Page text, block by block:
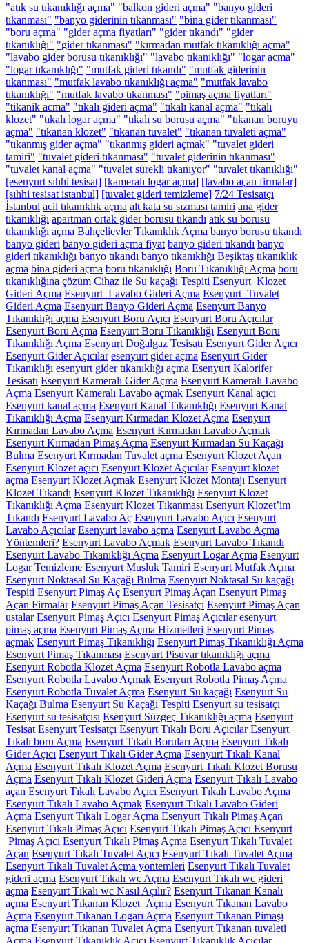
"atık su tıkanıklığı açma" "balkon gideri açma" "banyo gideri
tıkanması" "banyo giderinin tıkanması" "bina gider tıkanması"
"boru açma" "gider açma fiyatları" "gider tıkandı" "gider
tıkanıklığı" "gider tıkanması" "kırmadan mutfak tıkanıklığı açma"
"lavabo gider borusu tıkanıklığı" "lavabo tıkanıklığı" "logar acma"
"logar tıkanıklığı" "mutfak gideri tıkandı" "mutfak giderinin
tıkanması" "mutfak lavabo tıkanıklığı açma" "mutfak lavabo
tıkanıklığı" "mutfak lavabo tıkanması" "pimaş açma fiyatları"
"tikanik acma" "tıkalı gideri açma" "tıkalı kanal açma" "tıkalı
klozet" "tıkalı logar açma" "tıkalı su borusu açma" "tıkanan boruyu
açma" "tıkanan klozet" "tıkanan tuvalet" "tıkanan tuvaleti açma"
"tıkanmış gider açma" "tıkanmış gideri açmak" "tuvalet gideri
tamiri" "tuvalet gideri tıkanması" "tuvalet giderinin tıkanması"
"tuvalet kanal açma" "tuvalet sürekli tıkanıyor" "tuvalet tıkanıklığı"
[esenyurt sıhhi tesisat] [kameralı logar açma] [lavabo açan firmalar]
[sıhhi tesisat istanbul] [tuvalet gideri temizleme] 7/24 Tesisatçı
İstanbul acil tıkanıklık açma alt kata su sızması tamiri ana gider
tıkanıklığı apartman ortak gider borusu tıkandı atık su borusu
tıkanıklığı açma Bahçelievler Tıkanıklık Açma banyo borusu tıkandı
banyo gideri banyo gideri açma fiyat banyo gideri tıkandı banyo
gideri tıkanıklığı banyo tıkandı banyo tıkanıklığı Beşiktaş tıkanıklık
açma bina gideri açma boru tıkanıklığı Boru Tıkanıklığı Açma boru
tıkanıklığına çözüm Cihaz ile Su kaçağı Tespiti Esenyurt Klozet
Gideri Açma Esenyurt Lavabo Gideri Açma Esenyurt Tuvalet
Gideri Açma Esenyurt Banyo Gideri Açma Esenyurt Banyo
Tıkanıklığı açma Esenyurt Boru Açıcı Esenyurt Boru Açıcılar
Esenyurt Boru Açma Esenyurt Boru Tıkanıklığı Esenyurt Boru
Tıkanıklığı Açma Esenyurt Doğalgaz Tesisatı Esenyurt Gider Açıcı
Esenyurt Gider Açıcılar esenyurt gider açma Esenyurt Gider
Tıkanıklığı esenyurt gider tıkanıklığı açma Esenyurt Kalorifer
Tesisatı Esenyurt Kameralı Gider Açma Esenyurt Kameralı Lavabo
Açma Esenyurt Kameralı Lavabo açmak Esenyurt Kanal açıcı
Esenyurt kanal açma Esenyurt Kanal Tıkanıklığı Esenyurt Kanal
Tıkanıklığı Açma Esenyurt Kırmadan Klozet Açma Esenyurt
Kırmadan Lavabo Açma Esenyurt Kırmadan Lavabo Açmak
Esenyurt Kırmadan Pimaş Açma Esenyurt Kırmadan Su Kaçağı
Bulma Esenyurt Kırmadan Tuvalet açma Esenyurt Klozet Açan
Esenyurt Klozet açıcı Esenyurt Klozet Açıcılar Esenyurt klozet
açma Esenyurt Klozet Açmak Esenyurt Klozet Montajı Esenyurt
Klozet Tıkandı Esenyurt Klozet Tıkanıklığı Esenyurt Klozet
Tıkanıklığı Açma Esenyurt Klozet Tıkanması Esenyurt Klozet’im
Tıkandı Esenyurt Lavabo Aç Esenyurt Lavabo Açıcı Esenyurt
Lavabo Açıcılar Esenyurt lavabo açma Esenyurt Lavabo Açma
Yöntemleri? Esenyurt Lavabo Açmak Esenyurt Lavabo Tıkandı
Esenyurt Lavabo Tıkanıklığı Açma Esenyurt Logar Açma Esenyurt
Logar Temizleme Esenyurt Musluk Tamiri Esenyurt Mutfak Açma
Esenyurt Noktasal Su Kaçağı Bulma Esenyurt Noktasal Su kaçağı
Tespiti Esenyurt Pimaş Aç Esenyurt Pimaş Açan Esenyurt Pimaş
Açan Firmalar Esenyurt Pimaş Açan Tesisatçı Esenyurt Pimaş Açan
ustalar Esenyurt Pimaş Açıcı Esenyurt Pimaş Açıcılar esenyurt
pimaş açma Esenyurt Pimaş Açma Hizmetleri Esenyurt Pimaş
açmak Esenyurt Pimaş Tıkanıklığı Esenyurt Pimaş Tıkanıklığı Açma
Esenyurt Pimaş Tıkanması Esenyurt Pisuvar tıkanıklığı açma
Esenyurt Robotla Klozet Açma Esenyurt Robotla Lavabo açma
Esenyurt Robotla Lavabo Açmak Esenyurt Robotla Pimaş Açma
Esenyurt Robotla Tuvalet Açma Esenyurt Su kaçağı Esenyurt Su
Kaçağı Bulma Esenyurt Su Kaçağı Tespiti Esenyurt su tesisatçı
Esenyurt su tesisatçısı Esenyurt Süzgeç Tıkanıklığı açma Esenyurt
Tesisat Esenyurt Tesisatçı Esenyurt Tıkalı Boru Açıcılar Esenyurt
Tıkalı boru Açma Esenyurt Tıkalı Boruları Açma Esenyurt Tıkalı
Gider Açıcı Esenyurt Tıkalı Gider Açma Esenyurt Tıkalı Kanal
Açma Esenyurt Tıkalı Klozet Açma Esenyurt Tıkalı Klozet Borusu
Açma Esenyurt Tıkalı Klozet Gideri Açma Esenyurt Tıkalı Lavabo
açan Esenyurt Tıkalı Lavabo Açıcı Esenyurt Tıkalı Lavabo Açma
Esenyurt Tıkalı Lavabo Açmak Esenyurt Tıkalı Lavabo Gideri
Açma Esenyurt Tıkalı Logar Açma Esenyurt Tıkalı Pimaş Açan
Esenyurt Tıkalı Pimaş Açıcı Esenyurt Tıkalı Pimaş Açıcı Esenyurt
Pimaş Açıcı Esenyurt Tıkalı Pimaş Açma Esenyurt Tıkalı Tuvalet
Açan Esenyurt Tıkalı Tuvalet Açıcı Esenyurt Tıkalı Tuvalet Açma
Esenyurt Tıkalı Tuvalet Açma yöntemleri Esenyurt Tıkalı Tuvalet
gideri açma Esenyurt Tıkalı wc Açma Esenyurt Tıkalı wc gideri
açma Esenyurt Tıkalı wc Nasıl Açılır? Esenyurt Tıkanan Kanalı
açma Esenyurt Tıkanan Klozet Açma Esenyurt Tıkanan Lavabo
Açma Esenyurt Tıkanan Logarı Açma Esenyurt Tıkanan Pimaşı
açma Esenyurt Tıkanan Tuvalet Açma Esenyurt Tıkanan tuvaleti
Açma Esenyurt Tıkanıklık Açıcı Esenyurt Tıkanıklık Açıcılar